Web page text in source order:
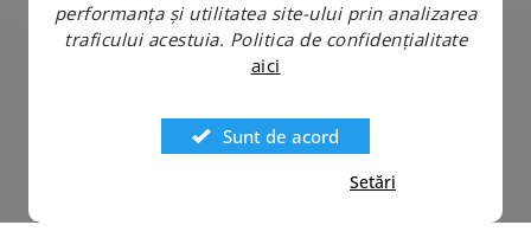
performanța și utilitatea site-ului prin analizarea
traficului acestuia. Politica de confidențialitate
aici
Sunt de acord
Setări